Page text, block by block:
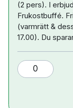
(2 pers). I
Frukostbuffé.
(varmrätt &
17.00). Du
0